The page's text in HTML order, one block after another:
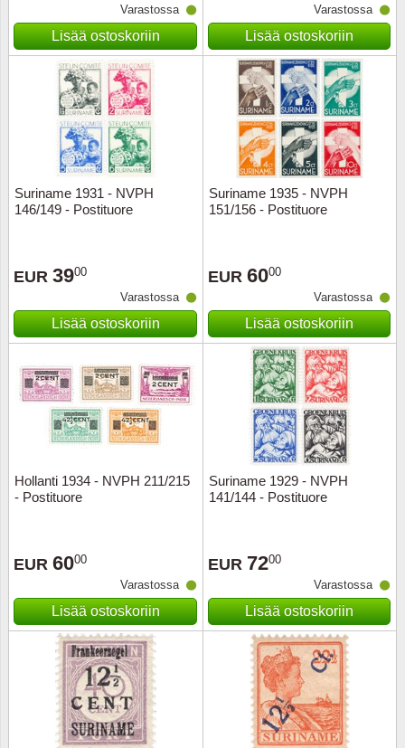
Varastossa
Lisää ostoskoriin
Varastossa
Lisää ostoskoriin
Suriname 1931 - NVPH
146/149 - Postituore
EUR 3900
Varastossa
Lisää ostoskoriin
Suriname 1935 - NVPH
151/156 - Postituore
EUR 6000
Varastossa
Lisää ostoskoriin
Hollanti 1934 - NVPH 211/215
- Postituore
EUR 6000
Varastossa
Lisää ostoskoriin
Suriname 1929 - NVPH
141/144 - Postituore
EUR 7200
Varastossa
Lisää ostoskoriin
San
Unkari